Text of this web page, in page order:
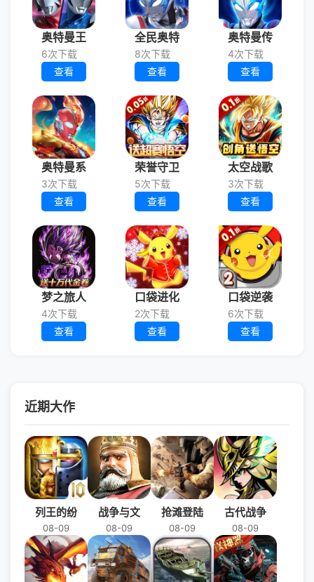
奥特曼王
6次下载
查看
全民奥特
8次下载
查看
奥特曼传
4次下载
查看
奥特曼系
3次下载
查看
荣誉守卫
5次下载
查看
太空战歌
3次下载
查看
梦之旅人
4次下载
查看
口袋进化
2次下载
查看
口袋逆袭
6次下载
查看
近期大作
列王的纷
08-09
战争与文
08-09
抢滩登陆
08-09
古代战争
08-09